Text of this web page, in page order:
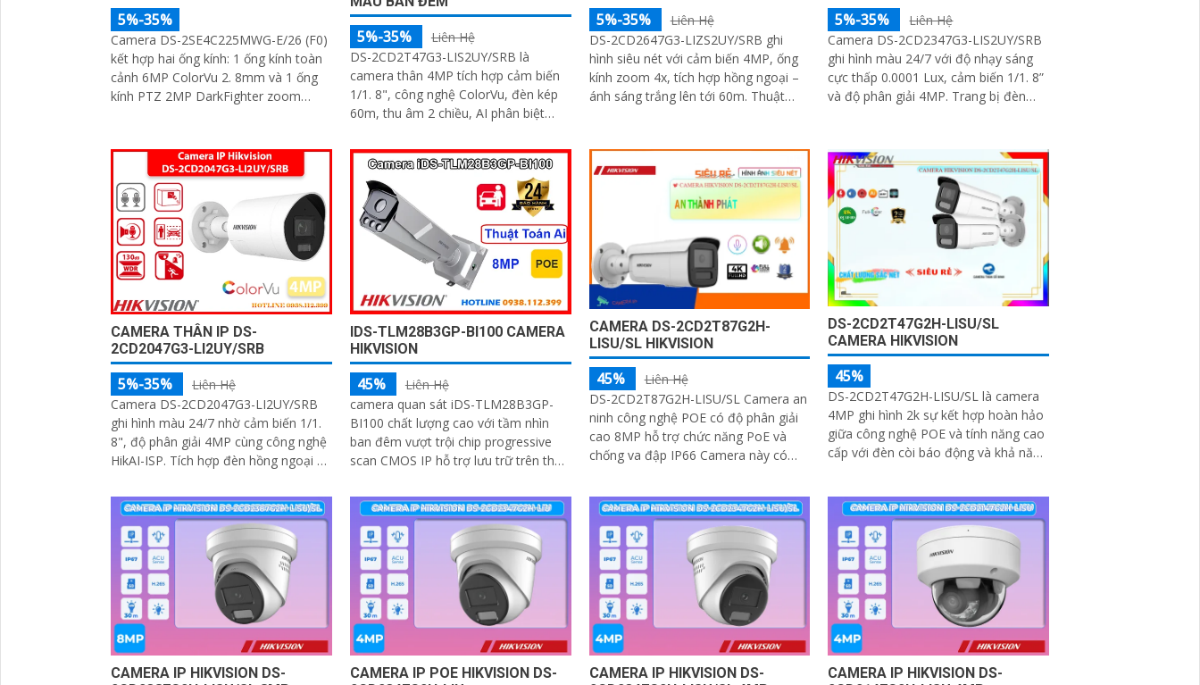
5%-35%
Camera DS-2SE4C225MWG-E/26 (F0)
kết hợp hai ống kính: 1 ống kính toàn
cảnh 6MP ColorVu 2. 8mm và 1 ống
kính PTZ 2MP DarkFighter zoom
5%-35%
Liên Hệ
DS-2CD2T47G3-LIS2UY/SRB là
camera thân 4MP tích hợp cảm biến
1/1. 8", công nghệ ColorVu, đèn kép
60m, thu âm 2 chiều, AI phân biệt
đến 512GB, chuẩn chống nước IP67,
phù hợp giám sát ban đêm màu sắc
24/7
5%-35%
Liên Hệ
DS-2CD2647G3-LIZS2UY/SRB ghi
hình siêu nét với cảm biến 4MP, ống
kính zoom 4x, tích hợp hồng ngoại –
ánh sáng trắng lên tới 60m. Thuật
trợ đàm thoại hai chiều, phù hợp
giám sát ngoài trời chống nước IP67
5%-35%
Liên Hệ
Camera DS-2CD2347G3-LIS2UY/SRB
ghi hình màu 24/7 với độ nhạy sáng
cực thấp 0.0001 Lux, cảm biến 1/1. 8”
và độ phân giải 4MP. Trang bị đèn
CAMERA THÂN IP DS-
2CD2047G3-LI2UY/SRB
5%-35%
Liên Hệ
Camera DS-2CD2047G3-LI2UY/SRB
ghi hình màu 24/7 nhờ cảm biến 1/1.
8", độ phân giải 4MP cùng công nghệ
HikAI-ISP. Tích hợp đèn hồng ngoại và
đàm...
IDS-TLM28B3GP-BI100 CAMERA
HIKVISION
45%
Liên Hệ
camera quan sát iDS-TLM28B3GP-
BI100 chất lượng cao với tầm nhìn
ban đêm vượt trội chip progressive
scan CMOS IP hỗ trợ lưu trữ trên thẻ
100m chuẩn Onvif độ phân giải 8.0
MP công nghệ IP camera AI nhận
diện biển số xe tốc độ cao màu sắc
sáng đẹp phù hợp sử dụng trong Giao
Thông
CAMERA DS-2CD2T87G2H-
LISU/SL HIKVISION
45%
Liên Hệ
DS-2CD2T87G2H-LISU/SL Camera an
ninh công nghệ POE có độ phân giải
cao 8MP hỗ trợ chức năng PoE và
chống va đập IP66 Camera này có
smart IR.
DS-2CD2T47G2H-LISU/SL
CAMERA HIKVISION
45%
DS-2CD2T47G2H-LISU/SL là camera
4MP ghi hình 2k sự kết hợp hoàn hảo
giữa công nghệ POE và tính năng cao
cấp với đèn còi báo động và khả năng
ngược sáng DWDR 130db cho hình
ảnh rõ nét ở mọi điều kiện ánh sáng
CAMERA IP HIKVISION DS-
CAMERA IP POE HIKVISION DS-
CAMERA IP HIKVISION DS-
CAMERA IP HIKVISION DS-